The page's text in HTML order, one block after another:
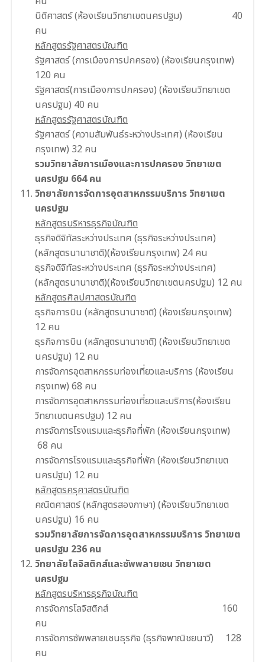
นิติศาสตร์ (ห้องเรียนวิทยาเขตนครปฐม) 40
คน
หลักสูตรรัฐศาสตรบัณฑิต
รัฐศาสตร์ (การเมืองการปกครอง) (ห้องเรียนกรุงเทพ)
120 คน
รัฐศาสตร์(การเมืองการปกครอง) (ห้องเรียนวิทยาเขต
นครปฐม) 40 คน
หลักสูตรรัฐศาสตรบัณฑิต
รัฐศาสตร์ (ความสัมพันธ์ระหว่างประเทศ) (ห้องเรียน
กรุงเทพ) 32 คน
รวมวิทยาลัยการเมืองและการปกครอง วิทยาเขต
นครปฐม 664 คน
วิทยาลัยการจัดการอุตสาหกรรมบริการ วิทยาเขต
นครปฐม
หลักสูตรบริหารธุรกิจบัณฑิต
ธุรกิจดิจิทัลระหว่างประเทศ (ธุรกิจระหว่างประเทศ)
(หลักสูตรนานาชาติ)(ห้องเรียนกรุงเทพ) 24 คน
ธุรกิจดิจิทัลระหว่างประเทศ (ธุรกิจระหว่างประเทศ)
(หลักสูตรนานาชาติ)(ห้องเรียนวิทยาเขตนครปฐม) 12 คน
หลักสูตรศิลปศาสตรบัณฑิต
ธุรกิจการบิน (หลักสูตรนานาชาติ) (ห้องเรียนกรุงเทพ)
12 คน
ธุรกิจการบิน (หลักสูตรนานาชาติ) (ห้องเรียนวิทยาเขต
นครปฐม) 12 คน
การจัดการอุตสาหกรรมท่องเที่ยวและบริการ (ห้องเรียน
กรุงเทพ) 68 คน
การจัดการอุตสาหกรรมท่องเที่ยวและบริการ(ห้องเรียน
วิทยาเขตนครปฐม) 12 คน
การจัดการโรงแรมและธุรกิจที่พัก (ห้องเรียนกรุงเทพ)
68 คน
การจัดการโรงแรมและธุรกิจที่พัก (ห้องเรียนวิทยาเขต
นครปฐม) 12 คน
หลักสูตรครุศาสตรบัณฑิต
คณิตศาสตร์ (หลักสูตรสองภาษา) (ห้องเรียนวิทยาเขต
นครปฐม) 16 คน
รวมวิทยาลัยการจัดการอุตสาหกรรมบริการ วิทยาเขต
นครปฐม 236 คน
วิทยาลัยโลจิสติกส์และซัพพลายเชน วิทยาเขต
นครปฐม
หลักสูตรบริหารธุรกิจบัณฑิต
การจัดการโลจิสติกส์ 160
คน
การจัดการซัพพลายเชนธุรกิจ (ธุรกิจพาณิชยนาวี) 128
คน